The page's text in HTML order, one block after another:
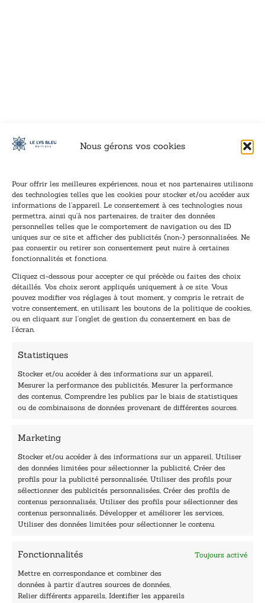
Nous gérons vos cookies
Pour offrir les meilleures expériences, nous et nos partenaires utilisons
des technologies telles que les cookies pour stocker et/ou accéder aux
informations de l’appareil. Le consentement à ces technologies nous
permettra, ainsi qu’à nos partenaires, de traiter des données
personnelles telles que le comportement de navigation ou des ID
uniques sur ce site et afficher des publicités (non-) personnalisées. Ne
pas consentir ou retirer son consentement peut nuire à certaines
fonctionnalités et fonctions.
Cliquez ci-dessous pour accepter ce qui précède ou faites des choix
détaillés. Vos choix seront appliqués uniquement à ce site. Vous
pouvez modifier vos réglages à tout moment, y compris le retrait de
votre consentement, en utilisant les boutons de la politique de cookies,
ou en cliquant sur l’onglet de gestion du consentement en bas de
l’écran.
Statistiques
Stocker et/ou accéder à des informations sur un appareil,
Mesurer la performance des publicités, Mesurer la performance
des contenus, Comprendre les publics par le biais de statistiques
ou de combinaisons de données provenant de différentes sources.
Marketing
Stocker et/ou accéder à des informations sur un appareil, Utiliser
des données limitées pour sélectionner la publicité, Créer des
profils pour la publicité personnalisée, Utiliser des profils pour
sélectionner des publicités personnalisées, Créer des profils de
contenus personnalisés, Utiliser des profils pour sélectionner des
contenus personnalisés, Développer et améliorer les services,
Utiliser des données limitées pour sélectionner le contenu.
Fonctionnalités Toujours activé
Mettre en correspondance et combiner des
données à partir d’autres sources de données,
Relier différents appareils, Identifier les appareils
Inscription à la newsletter
Inscrivez-vous à notre newsletter et recevez nos
dernières nouvelles.
m
a
i
l
*
E
m
a
i
l
*
TENEZ-MOI AU COURANT !
40, rue du Louvre 75001 Paris
Horaires du standard
De mardi à vendredi :
9h - 12h et 13h30 - 16h30
Lundi, samedi et dimanche : fermé
Navigation
Accueil
Les Plumes du Lys Bleu
Prix sciences humaines et sociales
Nos collections
Nos auteurs